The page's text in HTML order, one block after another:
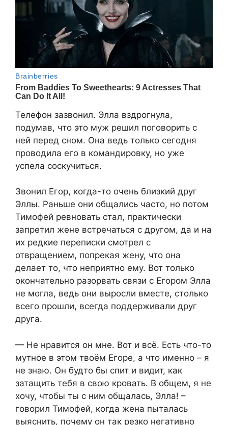
Телефон зазвонил. Элла вздрогнула,
подумав, что это муж решил поговорить с
ней перед сном. Она ведь только сегодня
проводила его в командировку, но уже
успела соскучиться.
Звонил Егор, когда-то очень близкий друг
Эллы. Раньше они общались часто, но потом
Тимофей ревновать стал, практически
запретил жене встречаться с другом, да и на
их редкие переписки смотрел с
отвращением, попрекая жену, что она
делает то, что неприятно ему. Вот только
окончательно разорвать связи с Егором Элла
не могла, ведь они выросли вместе, столько
всего прошли, всегда поддерживали друг
друга.
— Не нравится он мне. Вот и всё. Есть что-то
мутное в этом твоём Егоре, а что именно – я
не знаю. Он будто бы спит и видит, как
затащить тебя в свою кровать. В общем, я не
хочу, чтобы ты с ним общалась, Элла! –
говорил Тимофей, когда жена пыталась
выяснить, почему он так резко негативно